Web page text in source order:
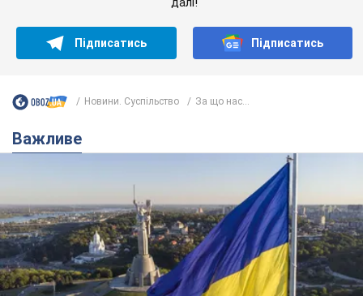
Підписатись Підписатись
Новини. Суспільство За що нас...
Важливе